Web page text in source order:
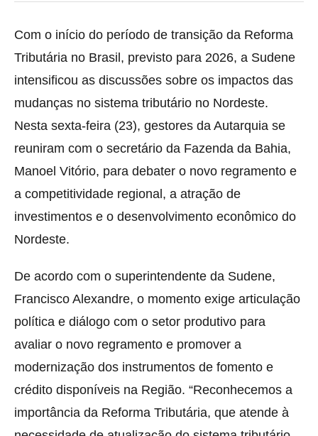
Com o início do período de transição da Reforma
Tributária no Brasil, previsto para 2026, a Sudene
intensificou as discussões sobre os impactos das
mudanças no sistema tributário no Nordeste.
Nesta sexta-feira (23), gestores da Autarquia se
reuniram com o secretário da Fazenda da Bahia,
Manoel Vitório, para debater o novo regramento e
a competitividade regional, a atração de
investimentos e o desenvolvimento econômico do
Nordeste.
De acordo com o superintendente da Sudene,
Francisco Alexandre, o momento exige articulação
política e diálogo com o setor produtivo para
avaliar o novo regramento e promover a
modernização dos instrumentos de fomento e
crédito disponíveis na Região. “Reconhecemos a
importância da Reforma Tributária, que atende à